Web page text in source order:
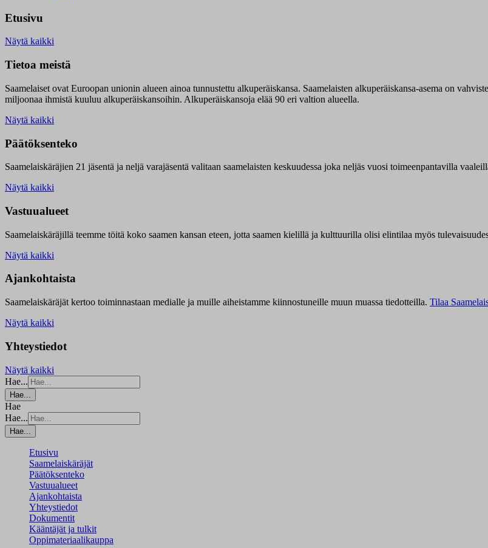
Etusivu
Näytä kaikki
Tietoa meistä
Saamelaiset ovat Euroopan unionin alueen ainoa tunnustettu alkuperäiskansa. Saamelaisten alkuperäiskansa-asema on
miljoonaa ihmistä kuuluu alkuperäiskansoihin. Alkuperäiskansoja elää 90 eri valtion alueella.
Näytä kaikki
Päätöksenteko
Saamelaiskäräjien 21 jäsentä ja neljä varajäsentä valitaan saamelaisten keskuudessa joka neljäs vuosi toimeenpantavilla
Näytä kaikki
Vastuualueet
Saamelaiskäräjillä teemme töitä koko saamen kansan eteen, jotta saamen kielillä ja kulttuurilla olisi elintilaa myös
Näytä kaikki
Ajankohtaista
Saamelaiskäräjät kertoo toiminnastaan medialle ja muille aiheistamme kiinnostuneille muun muassa tiedotteilla. Tilaa
Näytä kaikki
Yhteystiedot
Näytä kaikki
Hae...
Hae...
Hae
Hae...
Hae...
Etusivu
Saamelaiskäräjät
Päätöksenteko
Vastuualueet
Ajankohtaista
Yhteystiedot
Dokumentit
Kääntäjät ja tulkit
Oppimateriaalikauppa